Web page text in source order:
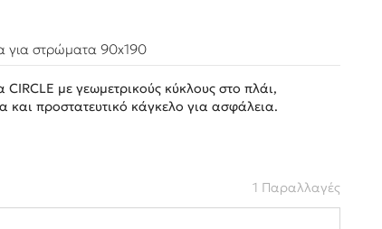
για στρώματα 90x190
CIRCLE με γεωμετρικούς κύκλους στο πλάι,
και προστατευτικό κάγκελο για ασφάλεια.
1 Παραλλαγές